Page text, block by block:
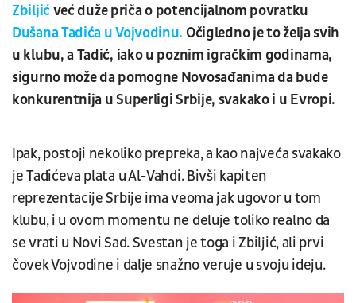
Zbiljićveć duže priča o potencijalnom povratku
Dušana Tadića u Vojvodinu. Očigledno je to želja svih
u klubu, a Tadić, iako u poznim igračkim godinama,
sigurno može da pomogne Novosađanima da bude
konkurentnija u Superligi Srbije, svakako i u Evropi.
Ipak, postoji nekoliko prepreka, a kao najveća svakako
je Tadićeva plata u Al-Vahdi. Bivši kapiten
reprezentacije Srbije ima veoma jak ugovor u tom
klubu, i u ovom momentu ne deluje toliko realno da
se vrati u Novi Sad. Svestan je toga i Zbiljić, ali prvi
čovek Vojvodine i dalje snažno veruje u svoju ideju.